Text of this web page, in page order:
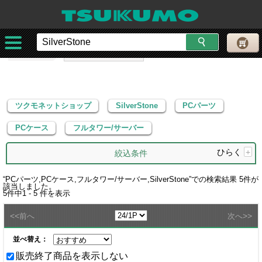
ツクモネットショップ
PCパーツ
PCケース
フルタワー/サーバー
ツクモネットショップ SilverStone PCパーツ
PCケース フルタワー/サーバー
絞込条件 ひらく +
“PCパーツ,PCケース,フルタワー/サーバー,SilverStone”での検索結果 5件が
該当しました。
5件中1 - 5 件を表示
<<前へ 次へ>>
並べ替え：
販売終了商品を表示しない